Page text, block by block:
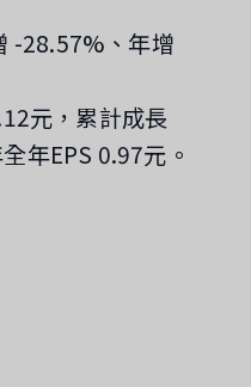
-28.57%、年增
元，累計成長
年EPS 0.97元。